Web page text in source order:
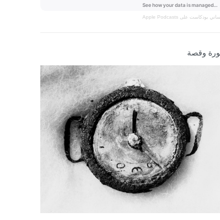
بودكاست على Apple Podcasts
وقصة